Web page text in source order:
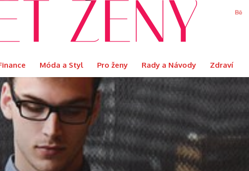
Móda a Styl Pro ženy Rady a Návody Zdraví